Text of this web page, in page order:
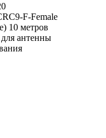
F-Female
10 метров
антенны